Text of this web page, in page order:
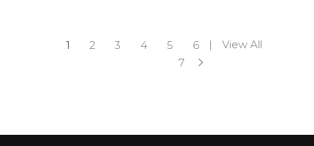
1 2 3 4 5
6
7
View All